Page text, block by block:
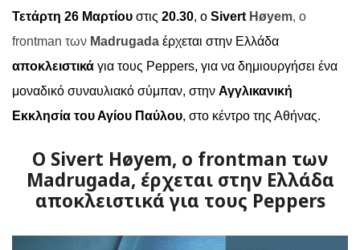
Τετάρτη 26 Μαρτίου στις 20.30, o Sivert Høyem, ο
frontman των Madrugada έρχεται στην Ελλάδα
αποκλειστικά για τους Peppers, για να δημιουργήσει ένα
μοναδικό συναυλιακό σύμπαν, στην Αγγλικανική
Εκκλησία του Αγίου Παύλου, στο κέντρο της Αθήνας.
Ο Sivert Høyem, ο frontman των
Madrugada, έρχεται στην Ελλάδα
αποκλειστικά για τους Peppers